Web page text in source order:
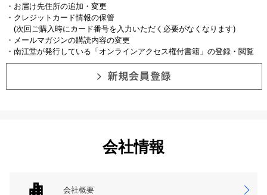
・お届け先住所の追加・変更
・クレジットカード情報の保管
(次回ご購入時にカード番号を入力いただく必要がなくなります)
・メールマガジンの購読内容の変更
・南江堂が発行している「オンラインアクセス権付書籍」の登録・閲覧
会社情報
会社概要